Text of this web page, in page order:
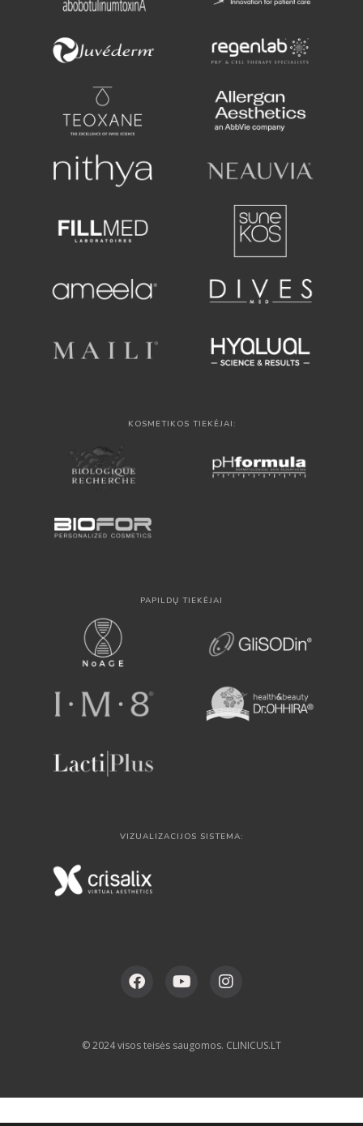
KOSMETIKOS TIEKĖJAI:
PAPILDŲ TIEKĖJAI
VIZUALIZACIJOS SISTEMA:
© 2024 visos teisės saugomos. CLINICUS.LT